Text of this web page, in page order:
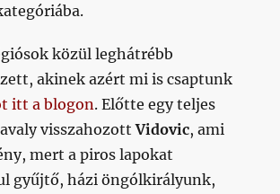
közül leghátrébb
akinek azért mi is csaptunk
itt a blogon. Előtte egy teljes
visszahozottVidovic, ami
mert a piros lapokat
gyűjtő, házi öngólkirályunk,